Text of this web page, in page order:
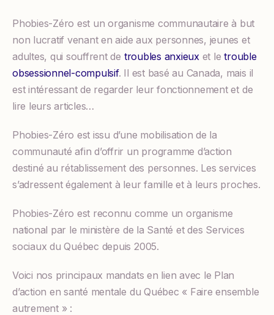
Phobies-Zéro est un organisme communautaire à but
non lucratif venant en aide aux personnes, jeunes et
adultes, qui souffrent de troubles anxieux et letrouble
obsessionnel-compulsif. Il est basé au Canada, mais il
est intéressant de regarder leur fonctionnement et de
lire leurs articles…
Phobies-Zéro est issu d’une mobilisation de la
communauté afin d’offrir un programme d’action
destiné au rétablissement des personnes. Les services
s’adressent également à leur famille et à leurs proches.
Phobies-Zéro est reconnu comme un organisme
national par le ministère de la Santé et des Services
sociaux du Québec depuis 2005.
Voici nos principaux mandats en lien avec le Plan
d’action en santé mentale du Québec « Faire ensemble
autrement » :